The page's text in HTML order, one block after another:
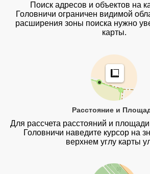
Поиск адресов и объектов на
Головничи ограничен видимой
расширения зоны поиска нужно
карты.
Расстояние и
Для рассчета расстояний и
Головничи наведите курсор на
верхнем углу карты